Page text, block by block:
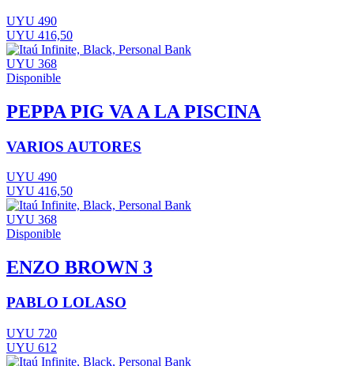
UYU 490
UYU 416,50
UYU 368
Disponible
PEPPA PIG VA A LA PISCINA
VARIOS AUTORES
UYU 490
UYU 416,50
UYU 368
Disponible
ENZO BROWN 3
PABLO LOLASO
UYU 720
UYU 612